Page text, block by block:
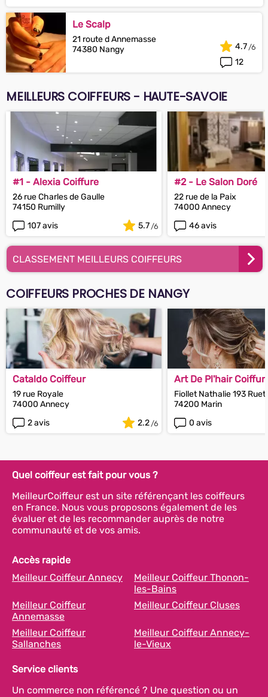
Le Scalp
21 route d Annemasse
74380 Nangy
12
4.7
MEILLEURS COIFFEURS - HAUTE-SAVOIE
#1 - Alexia Coiffure
26 rue Charles de Gaulle
74150 Rumilly
107 avis
5.7
#2 - Le Salon Doré
22 rue de la Paix
74000 Annecy
46 avis
CLASSEMENT MEILLEURS COIFFEURS
COIFFEURS PROCHES DE NANGY
Cataldo Coiffeur
19 rue Royale
74000 Annecy
2 avis
2.2
Art De Pl'hair
Fiollet Nathalie 193
74200 Marin
0 avis
Quel coiffeur est fait pour vous ?
MeilleurCoiffeur est un site référençant les coiffeurs
en France. Nous vous proposons également de les
évaluer et de les recommander auprès de notre
communauté et de vos amis.
Accès rapide
Meilleur Coiffeur Annecy
Meilleur Coiffeur Thonon-
les-Bains
Meilleur Coiffeur
Annemasse
Meilleur Coiffeur Cluses
Meilleur Coiffeur
Sallanches
Meilleur Coiffeur Annecy-
le-Vieux
Service clients
Un commerce non référencé ? Une question ou un